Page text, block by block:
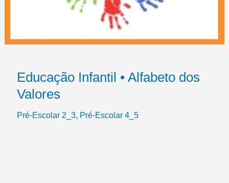
Educação Infantil • Alfabeto dos
Valores
Pré-Escolar 2_3, Pré-Escolar 4_5